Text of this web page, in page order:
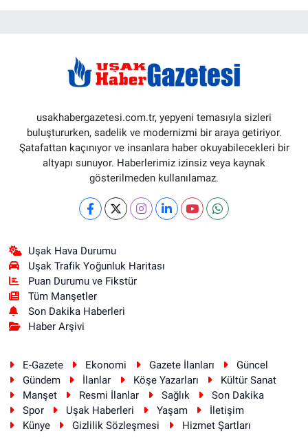
usakhabergazetesi.com.tr, yepyeni temasıyla sizleri
buluştururken, sadelik ve modernizmi bir araya getiriyor.
Şatafattan kaçınıyor ve insanlara haber okuyabilecekleri bir
altyapı sunuyor. Haberlerimiz izinsiz veya kaynak
gösterilmeden kullanılamaz.
Uşak Hava Durumu
Uşak Trafik Yoğunluk Haritası
Puan Durumu ve Fikstür
Tüm Manşetler
Son Dakika Haberleri
Haber Arşivi
E-Gazete Ekonomi Gazete İlanları
Güncel
Gündem
İlanlar Köşe Yazarları
Kültür Sanat
Manşet
Resmi İlanlar Sağlık
Son Dakika
Spor
Uşak Haberleri Yaşam
İletişim
Künye
Gizlilik Sözleşmesi Hizmet Şartları